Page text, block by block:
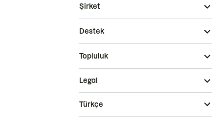
Şirket
Destek
Topluluk
Legal
Türkçe